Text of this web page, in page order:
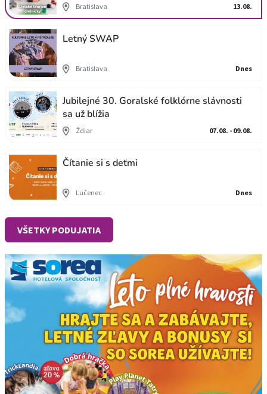
Bratislava 13.08.
Letný SWAP
Bratislava Dnes
Jubilejné 30. Goralské folklórne slávnosti
sa už blížia
Ždiar 07.08. - 09.08.
Čítanie si s deťmi
Lučenec Dnes
VŠETKY PODUJATIA